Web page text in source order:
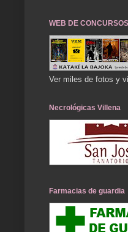
WEB DE CONCURSOS
Ver miles de fotos y
Necrológicas Villena
Farmacias de guardia